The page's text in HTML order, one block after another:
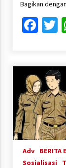
Bagikan
Adv BERITA
Sosialisasi